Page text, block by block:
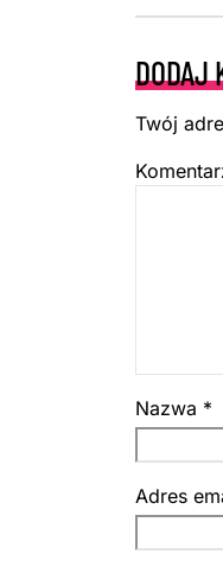
DODAJ
Twój
Nazwa *
Adres